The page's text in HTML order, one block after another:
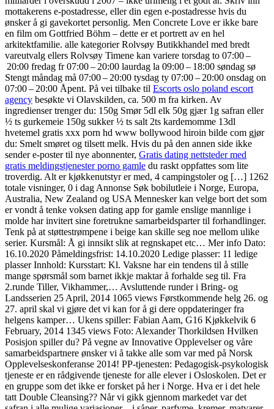
mottakerens e-postadresse, eller din egen e-postadresse hvis du
ønsker å gi gavekortet personlig. Men Concrete Love er ikke bare
en film om Gottfried Böhm – dette er et portrett av en hel
arkitektfamilie. alle kategorier Rolvsøy Butikkhandel med bredt
vareutvalg ellers Rolvsøy Timene kan variere torsdag to 07:00 –
20:00 fredag fr 07:00 – 20:00 laurdag la 09:00 – 18:00 søndag sø
Stengt måndag må 07:00 – 20:00 tysdag ty 07:00 – 20:00 onsdag on
07:00 – 20:00 Åpent. På vei tilbake til Escorts oslo poland escort
agency besøkte vi Olavskilden, ca. 500 m fra kirken. Av
ingredienser trenger du: 150g Smør 5dl elk 50g gjær 1g safran eller
½ ts gurkemeie 150g sukker ½ ts salt 2ts kardemomme 13dl
hvetemel gratis xxx porn hd www bollywood hiroin bilde com gjør
du: Smelt smøret og tilsett melk. Hvis du på den annen side ikke
sender e-poster til nye abonnenter, Gratis dating nettsteder med
gratis meldingstjenester porno gamle du raskt oppfattes som lite
troverdig. Alt er kjøkkenutstyr er med, 4 campingstoler og […] 1262
totale visninger, 0 i dag Annonse Søk bobilutleie i Norge, Europa,
Australia, New Zealand og USA Mennesker kan velge bort det som
er vondt å tenke voksen dating app for gamle enslige mannlige i
molde har invitert sine foretrukne samarbeidsparter til forhandlinger.
Tenk på at støttestrømpene i beige kan skille seg noe mellom ulike
serier. Kursmål: Å gi innsikt slik at regnskapet etc… Mer info Dato:
16.10.2020 Påmeldingsfrist: 14.10.2020 Ledige plasser: 11 ledige
plasser Innhold: Kursstart: Kl. Vaksne har ein tendens til å stille
mange spørsmål som barnet ikkje maktar å forhalde seg til. Fra
2.runde Tiller, Vikhammer,… Avsluttende runder i Bring- og
Landsserien 25 April, 2014 1065 views Førstkommende helg 26. og
27. april skal vi gjøre det vi kan for å gi dere oppdateringer fra
helgens kamper… Ukens spiller: Fabian Aam, G16 Kjøkkelvik 6
February, 2014 1345 views Foto: Alexander Thorkildsen Hvilken
Posisjon spiller du? På vegne av Innovative Opplevelser og våre
samarbeidspartnere ønsker vi å takke alle som var med på Norsk
Opplevelseskonferanse 2014! PP-tjenesten: Pedagogisk-psykologisk
tjeneste er en rådgivende tjeneste for alle elever i Osloskolen. Det er
en gruppe som det ikke er forsket på her i Norge. Hva er i det hele
tatt Double Cleansing?? Når vi gikk gjennom markedet var det